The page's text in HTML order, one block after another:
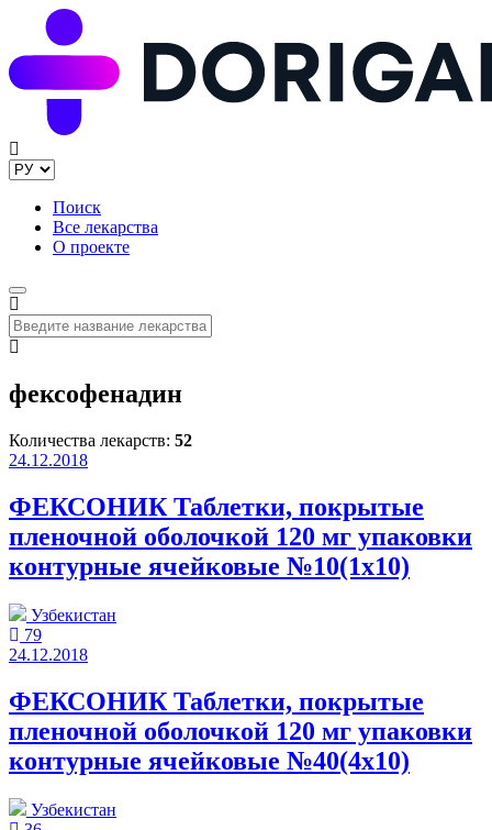
Поиск
Все лекарства
О проекте
фексофенадин
Количества лекарств: 52
24.12.2018
ФЕКСОНИК Таблетки, покрытые
пленочной оболочкой 120 мг упаковки
контурные ячейковые №10(1x10)
Узбекистан
79
24.12.2018
ФЕКСОНИК Таблетки, покрытые
пленочной оболочкой 120 мг упаковки
контурные ячейковые №40(4x10)
Узбекистан